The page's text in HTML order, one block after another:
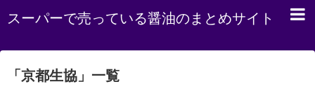
スーパーで売っている醤油のまとめサイト
「 京都生協 」 一覧